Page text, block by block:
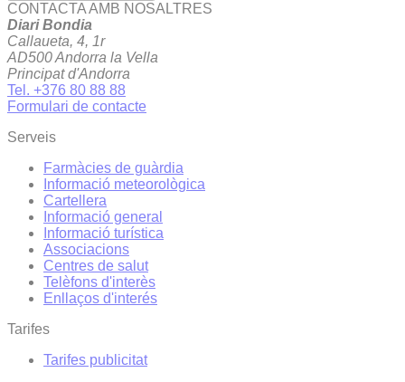
CONTACTA AMB NOSALTRES
Diari Bondia
Callaueta, 4, 1r
AD500 Andorra la Vella
Principat d'Andorra
Tel. +376 80 88 88
Formulari de contacte
Serveis
Farmàcies de guàrdia
Informació meteorològica
Cartellera
Informació general
Informació turística
Associacions
Centres de salut
Telèfons d'interès
Enllaços d'interés
Tarifes
Tarifes publicitat